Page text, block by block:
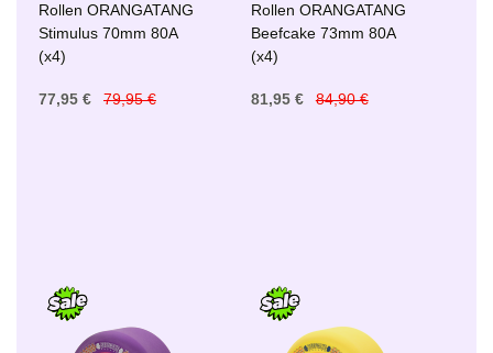
Rollen ORANGATANG
Stimulus 70mm 80A
(x4)
77,95 € 79,95 €
Rollen ORANGATANG
Beefcake 73mm 80A
(x4)
81,95 € 84,90 €